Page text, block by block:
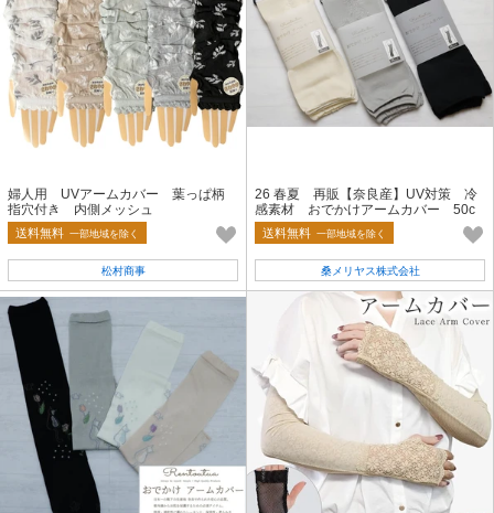
婦人用 UVアームカバー 葉っぱ柄
指穴付き 内側メッシュ
送料無料 一部地域を除く
松村商事
26 春夏 再販【奈良産】UV対策 冷
感素材 おでかけアームカバー 50c
m 総花柄
送料無料 一部地域を除く
桑メリヤス株式会社